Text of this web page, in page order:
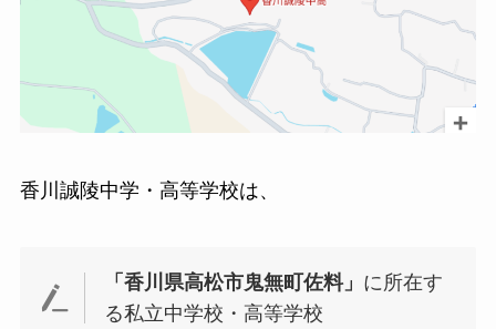
香川誠陵中学・高等学校は、
「香川県高松市鬼無町佐料」 に所在す
る私立中学校・高等学校